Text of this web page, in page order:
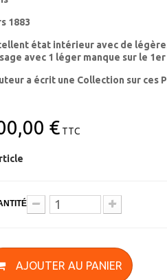
1883
état intérieur avec de
avec 1 léger manque sur le
a écrit une Collection sur ces
€ TTC
AJOUTER AU PANIER